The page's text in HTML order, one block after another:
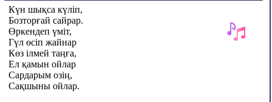
Күн шықса күліп,
Бозторғай сайрар.
Өркендеп үміт,
Гүл өсіп жайнар
Көз ілмей таңға,
Ел қамын ойлар
Сардарым озің,
Сақшыны ойлар.